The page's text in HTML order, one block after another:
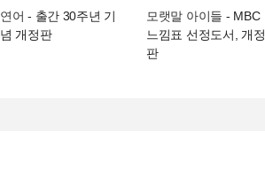
연어 - 출간 30주년 기
념 개정판
모랫말 아이들 - MBC
느낌표 선정도서, 개정
판